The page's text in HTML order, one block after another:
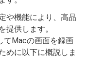
や機能により、高品
提供します。
てMacの画面を録画
めに以下に概説しま